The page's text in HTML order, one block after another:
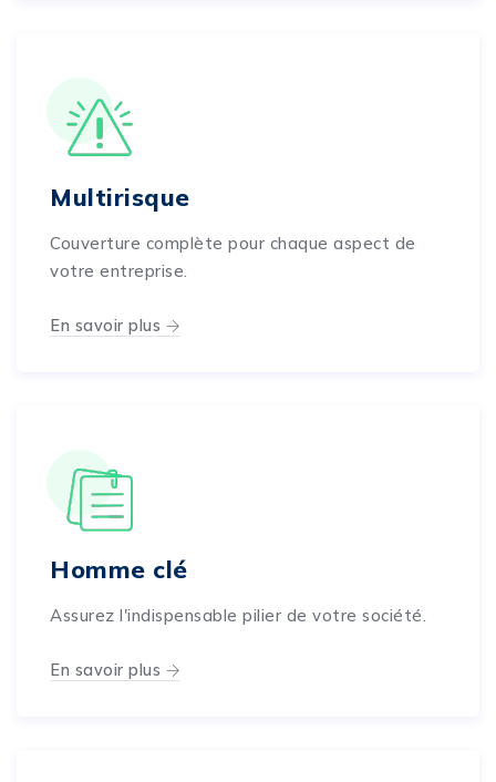
Multirisque
Couverture complète pour chaque aspect de
votre entreprise.
En savoir plus
Homme clé
Assurez l'indispensable pilier de votre société.
En savoir plus